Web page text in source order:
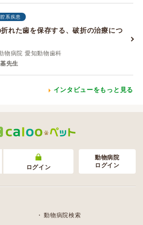
系疾患
れた歯を保存する、破折の治療につ
物病院 愛知動物歯科
先生
インタビューをもっと見る
ログイン
動物病院
ログイン
動物病院検索